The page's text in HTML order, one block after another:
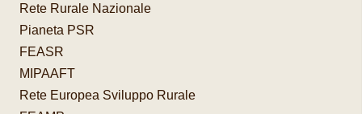
Rete Rurale Nazionale
Pianeta PSR
FEASR
MIPAAFT
Rete Europea Sviluppo Rurale